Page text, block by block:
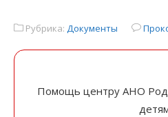
Рубрика: Документы
Помощь центру АНО